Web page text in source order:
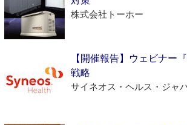
株式会社トーホー
【開催報告】ウェビナー
戦略
サイネオス・ヘルス・ジャ